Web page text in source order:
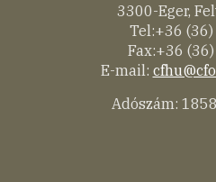
3300-Eger,
Tel:+36
Fax:+36
E-mail:
Adószám: